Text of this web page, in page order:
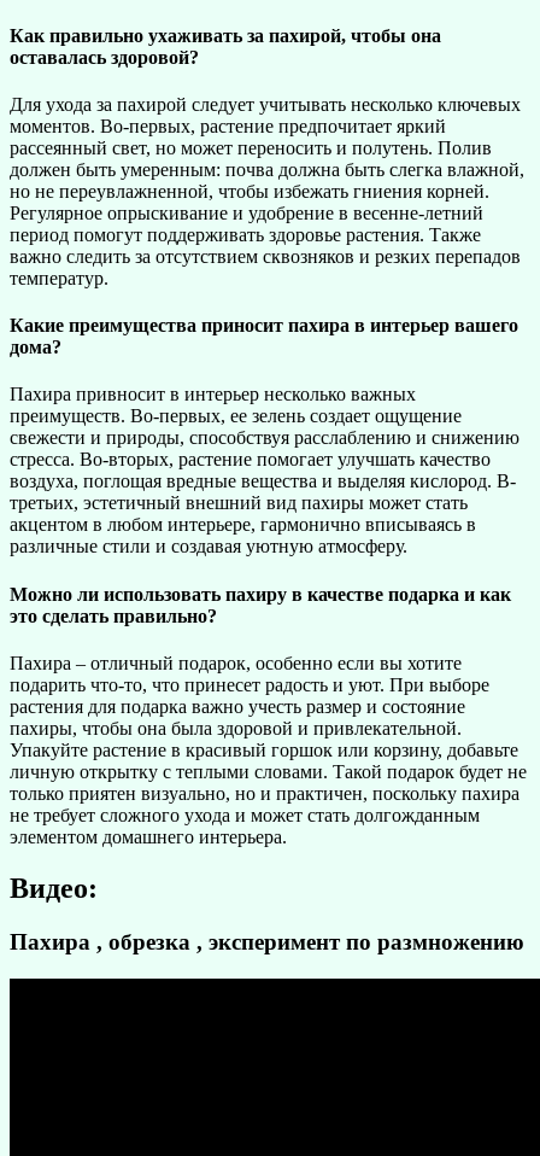
Как правильно ухаживать за пахирой, чтобы она
оставалась здоровой?
Для ухода за пахирой следует учитывать несколько ключевых
моментов. Во-первых, растение предпочитает яркий
рассеянный свет, но может переносить и полутень. Полив
должен быть умеренным: почва должна быть слегка влажной,
но не переувлажненной, чтобы избежать гниения корней.
Регулярное опрыскивание и удобрение в весенне-летний
период помогут поддерживать здоровье растения. Также
важно следить за отсутствием сквозняков и резких перепадов
температур.
Какие преимущества приносит пахира в интерьер вашего
дома?
Пахира привносит в интерьер несколько важных
преимуществ. Во-первых, ее зелень создает ощущение
свежести и природы, способствуя расслаблению и снижению
стресса. Во-вторых, растение помогает улучшать качество
воздуха, поглощая вредные вещества и выделяя кислород. В-
третьих, эстетичный внешний вид пахиры может стать
акцентом в любом интерьере, гармонично вписываясь в
различные стили и создавая уютную атмосферу.
Можно ли использовать пахиру в качестве подарка и как
это сделать правильно?
Пахира – отличный подарок, особенно если вы хотите
подарить что-то, что принесет радость и уют. При выборе
растения для подарка важно учесть размер и состояние
пахиры, чтобы она была здоровой и привлекательной.
Упакуйте растение в красивый горшок или корзину, добавьте
личную открытку с теплыми словами. Такой подарок будет не
только приятен визуально, но и практичен, поскольку пахира
не требует сложного ухода и может стать долгожданным
элементом домашнего интерьера.
Видео:
Пахира , обрезка , эксперимент по размножению